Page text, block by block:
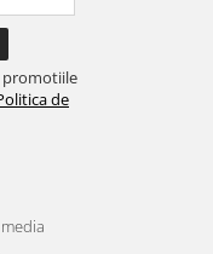
promotiile
de